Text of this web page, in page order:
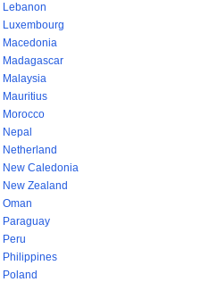
Lebanon
Luxembourg
Macedonia
Madagascar
Malaysia
Mauritius
Morocco
Nepal
Netherland
New Caledonia
New Zealand
Oman
Paraguay
Peru
Philippines
Poland